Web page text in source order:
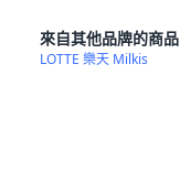
來自其他品牌的商品
LOTTE 樂天 Milkis